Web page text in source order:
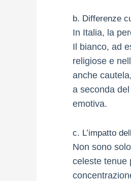
b. Differenze
In Italia, la
Il bianco, ad
religiose e
anche
a seconda
emotiva.
c. L’impatto
Non sono
celeste tenue